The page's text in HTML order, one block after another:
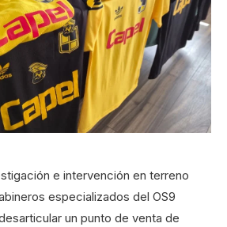
e intervención en terreno
especializados del OS9
un punto de venta de